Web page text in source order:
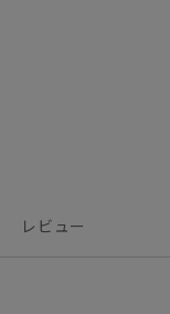
レビュー